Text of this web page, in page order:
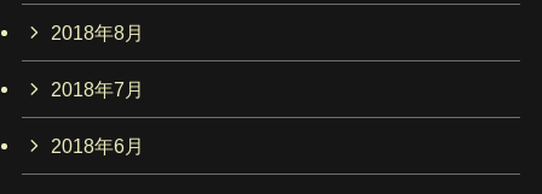
2018年8月
2018年7月
2018年6月